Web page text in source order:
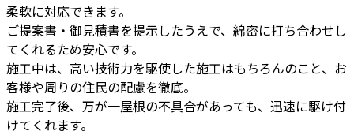
柔軟に対応できます。
ご提案書・御見積書を提示したうえで、綿密に打ち合わせし
てくれるため安心です。
施工中は、高い技術力を駆使した施工はもちろんのこと、お
客様や周りの住民の配慮を徹底。
施工完了後、万が一屋根の不具合があっても、迅速に駆け付
けてくれます。